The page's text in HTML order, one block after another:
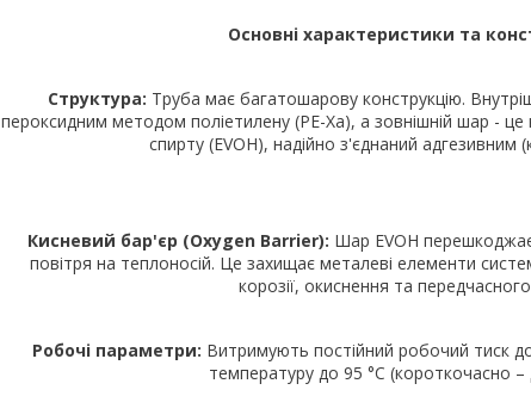
Основні характеристики та
Структура: Труба має багатошарову конструкцію.
пероксидним методом поліетилену (PE-Xa), а зовнішній шар - це
спирту (EVOH), надійно з'єднаний
Кисневий бар'єр (Oxygen Barrier): Шар EVOH
повітря на теплоносій. Це захищає металеві елементи
корозії, окиснення та
Робочі параметри: Витримують постійний робочий тиск
температуру до 95 °C (короткочасно –